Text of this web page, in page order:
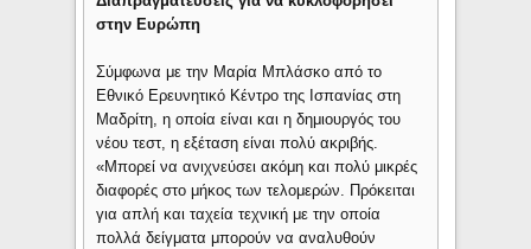
στην Ευρώπη
Σύμφωνα με την Μαρία Μπλάσκο από το
Εθνικό Ερευνητικό Κέντρο της Ισπανίας στη
Μαδρίτη, η οποία είναι και η δημιουργός του
νέου τεστ, η εξέταση είναι πολύ ακριβής.
«Μπορεί να ανιχνεύσει ακόμη και πολύ μικρές
διαφορές στο μήκος των τελομερών. Πρόκειται
για απλή και ταχεία τεχνική με την οποία
πολλά δείγματα μπορούν να αναλυθούν